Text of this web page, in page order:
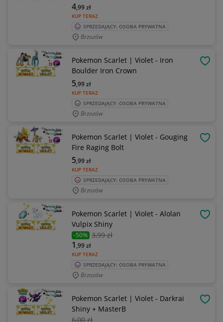
KUP TERAZ
4,99zł
SPRZEDAJĄCY: OSOBA PRYWATNA
Brzozów
Pokemon Scarlet | Violet - Iron
Boulder Iron Crown
KUP TERAZ
5,99zł
SPRZEDAJĄCY: OSOBA PRYWATNA
Brzozów
Pokemon Scarlet | Violet - Gouging
Fire Raging Bolt
KUP TERAZ
5,99zł
SPRZEDAJĄCY: OSOBA PRYWATNA
Brzozów
Pokemon Scarlet | Violet - Alolan
Vulpix Shiny
-50% 3,99 zł
KUP TERAZ
1 ,99zł
SPRZEDAJĄCY: OSOBA PRYWATNA
Brzozów
Pokemon Scarlet | Violet - Darkrai
Shiny + MasterB
6,00 zł